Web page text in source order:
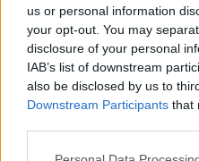
us or personal information
your opt-out. You may
disclosure of your personal
IAB’s list of downstream
also be disclosed by us to
Downstream Participants that
MATKAILU
Finnairin
jatkossa toinen
matkustajille